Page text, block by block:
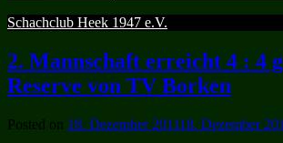
Schachclub Heek 1947 e.V.
2. Mannschaft erreicht 4 : 4
Reserve von TV Borken
Posted on 18. Dezember 201118. Dezember